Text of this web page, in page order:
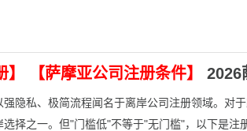
【萨摩亚公司注册条件】 2026
隐私、极简流程闻名于离岸公司注册领域。对
择之一。但"门槛低"不等于"无门槛"，以下是